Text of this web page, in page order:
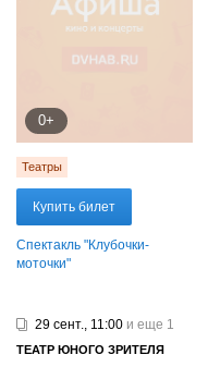
0+
Театры
Купить билет
Спектакль "Клубочки-
моточки"
29 сент., 11:00 и еще 1
ТЕАТР ЮНОГО ЗРИТЕЛЯ